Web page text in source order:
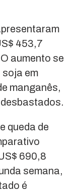
453,7
aumento se
soja em
manganês,
queda de
690,8
semana,
é